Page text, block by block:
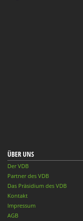
ÜBER UNS
Der VDB
Partner des VDB
Das Präsidium des VDB
Kontakt
Impressum
AGB